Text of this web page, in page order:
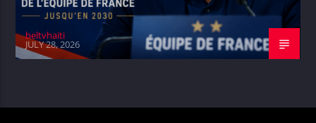
beltvhaiti
JULY 28, 2026